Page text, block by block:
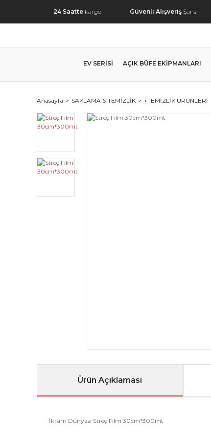
24 Saatte kargo Güvenli Alışveriş Şansı
EV SERİSİ AÇIK BÜFE EKİPMANLARI
Anasayfa SAKLAMA & TEMİZLİK +TEMİZLİK ÜRÜNLERİ
Ürün Açıklaması
İkram Dünyası Streç Film 30cm*300mt